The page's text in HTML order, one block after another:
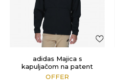
adidas Majica s
kapuljačom na patent
Z.N.E.
OFFER